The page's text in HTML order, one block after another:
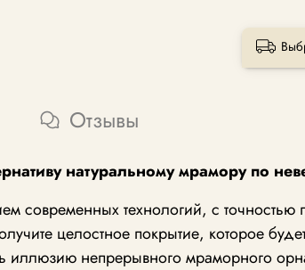
Отзывы
натуральному мрамору по
технологий, с точностью
целостное покрытие, которое
иллюзию непрерывного мраморного